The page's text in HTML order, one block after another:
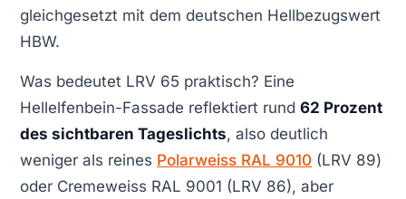
gleichgesetzt mit dem deutschen Hellbezugswert
HBW.
Was bedeutet LRV 65 praktisch? Eine
Hellelfenbein-Fassade reflektiert rund 62 Prozent
des sichtbaren Tageslichts, also deutlich
weniger als reines Polarweiss RAL 9010 (LRV 89)
oder Cremeweiss RAL 9001 (LRV 86), aber